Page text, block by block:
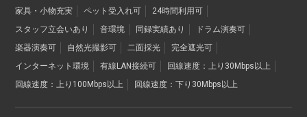
家具・小物充実
ペット受入れ可
24時間利用可
スタッフ立会いあり
音環境 同録実績あり
ドラム演奏可
楽器演奏可
自然光撮影可 二面採光
完全遮光可
インターネット環境
有線LAN接続可
回線速度：上り30Mbps以上
回線速度：上り100Mbps以上
回線速度：下り30Mbps以上